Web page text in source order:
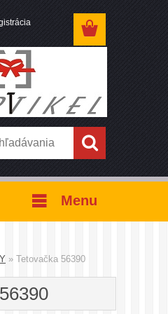
Menu
» Tetovačka 56390